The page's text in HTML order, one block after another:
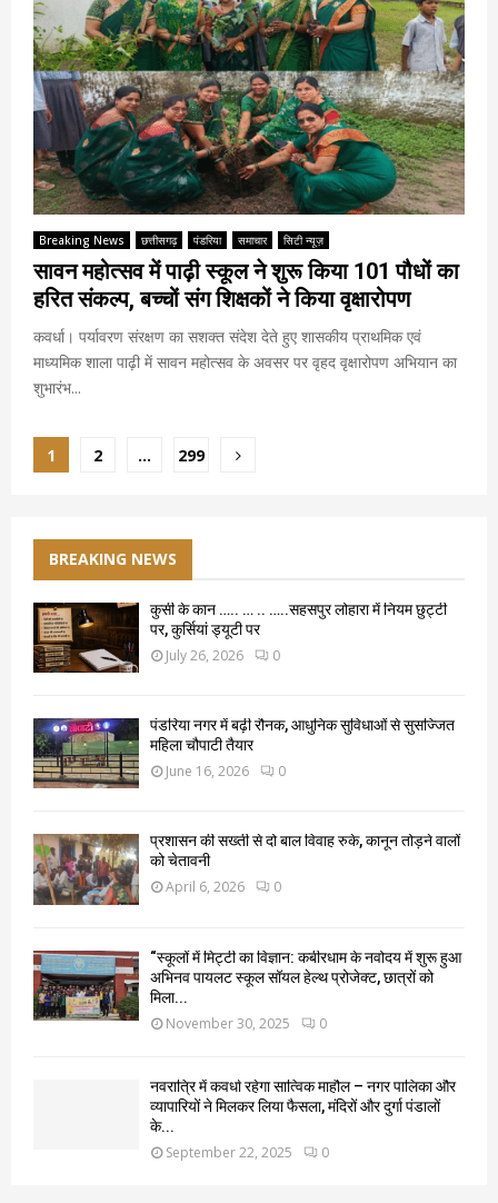
Breaking News छत्तीसगढ़ पंडरिया समाचार सिटी न्यूज़
सावन महोत्सव में पाढ़ी स्कूल ने शुरू किया 101 पौधों का
हरित संकल्प, बच्चों संग शिक्षकों ने किया वृक्षारोपण
कवर्धा। पर्यावरण संरक्षण का सशक्त संदेश देते हुए शासकीय प्राथमिक एवं
माध्यमिक शाला पाढ़ी में सावन महोत्सव के अवसर पर वृहद वृक्षारोपण अभियान का
शुभारंभ...
Posts
1 2 … 299
BREAKING NEWS
कुर्सी के कान ….. … .. …..सहसपुर लोहारा में नियम छुट्टी
पर, कुर्सियां ड्यूटी पर
July 26, 2026 0
पंडरिया नगर में बढ़ी रौनक, आधुनिक सुविधाओं से सुसज्जित
महिला चौपाटी तैयार
June 16, 2026 0
प्रशासन की सख्ती से दो बाल विवाह रुके, कानून तोड़ने वालों
को चेतावनी
April 6, 2026 0
“स्कूलों में मिट्टी का विज्ञान: कबीरधाम के नवोदय में शुरू हुआ
अभिनव पायलट स्कूल सॉयल हेल्थ प्रोजेक्ट, छात्रों को
मिला...
November 30, 2025 0
नवरात्रि में कवर्धा रहेगा सात्विक माहौल – नगर पालिका और
व्यापारियों ने मिलकर लिया फैसला, मंदिरों और दुर्गा पंडालों
के...
September 22, 2025 0